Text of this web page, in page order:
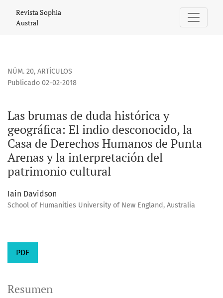
Las brumas de duda histórica y geográfica: El indio
Revista Sophia
Austral
NÚM. 20, ARTÍCULOS
Las brumas de duda histórica y
geográfica: El indio desconocido, la
Casa de Derechos Humanos de Punta
Arenas y la interpretación del
patrimonio cultural
Publicado 02-02-2018
Iain Davidson
School of Humanities University of New England, Australia
PDF
Resumen